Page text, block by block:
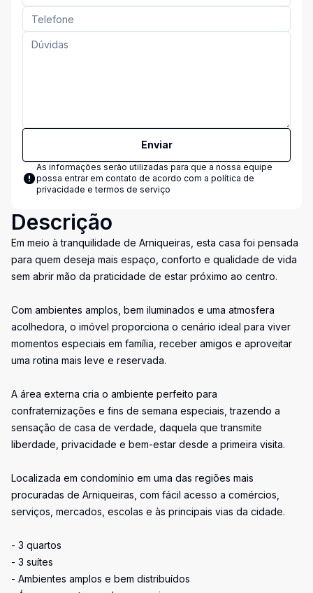
Enviar
As informações serão utilizadas para que a nossa equipe
possa entrar em contato de acordo com a política de
privacidade e termos de serviço
Descrição
Em meio à tranquilidade de Arniqueiras, esta casa foi pensada
para quem deseja mais espaço, conforto e qualidade de vida
sem abrir mão da praticidade de estar próximo ao centro.
Com ambientes amplos, bem iluminados e uma atmosfera
acolhedora, o imóvel proporciona o cenário ideal para viver
momentos especiais em família, receber amigos e aproveitar
uma rotina mais leve e reservada.
A área externa cria o ambiente perfeito para
confraternizações e fins de semana especiais, trazendo a
sensação de casa de verdade, daquela que transmite
liberdade, privacidade e bem-estar desde a primeira visita.
Localizada em condomínio em uma das regiões mais
procuradas de Arniqueiras, com fácil acesso a comércios,
serviços, mercados, escolas e às principais vias da cidade.
- 3 quartos
- 3 suítes
- Ambientes amplos e bem distribuídos